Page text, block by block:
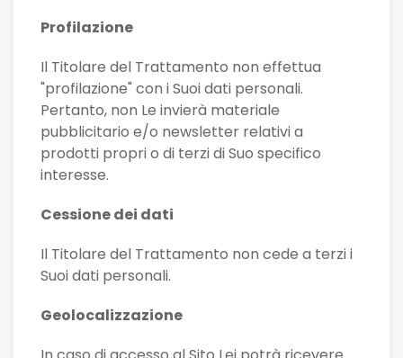
Profilazione
Il Titolare del Trattamento non effettua
"profilazione" con i Suoi dati personali.
Pertanto, non Le invierà materiale
pubblicitario e/o newsletter relativi a
prodotti propri o di terzi di Suo specifico
interesse.
Cessione dei dati
Il Titolare del Trattamento non cede a terzi i
Suoi dati personali.
Geolocalizzazione